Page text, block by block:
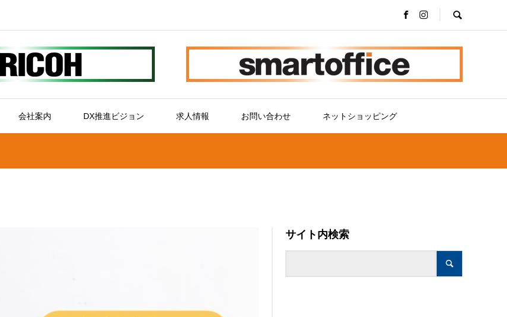
会社案内 DX推進ビジョン 求人情報 お問い合わせ ネットショッピング
サイト内検索